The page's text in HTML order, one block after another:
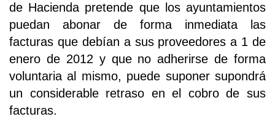
de Hacienda pretende que los ayuntamientos
puedan abonar de forma inmediata las
facturas que debían a sus proveedores a 1 de
enero de 2012 y que no adherirse de forma
voluntaria al mismo, puede suponer supondrá
un considerable retraso en el cobro de sus
facturas.